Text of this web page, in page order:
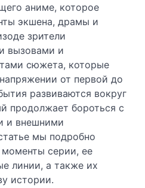
аниме, которое
экшена, драмы и
зрители
вызовами и
сюжета, которые
от первой до
развиваются вокруг
продолжает бороться с
и внешними
мы подробно
серии, ее
линии, а также их
истории.